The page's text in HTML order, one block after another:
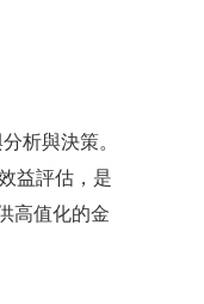
析與決策。
益評估，是
高值化的金